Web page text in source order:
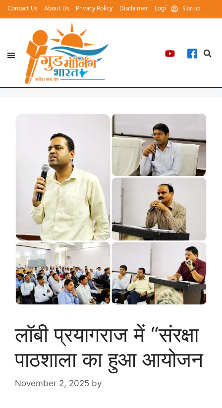
Contact Us About Us Privacy Policy Disclaimer Login Sign up
लॉबी प्रयागराज में “संरक्षा
पाठशाला का हुआ आयोजन
November 2, 2025 by